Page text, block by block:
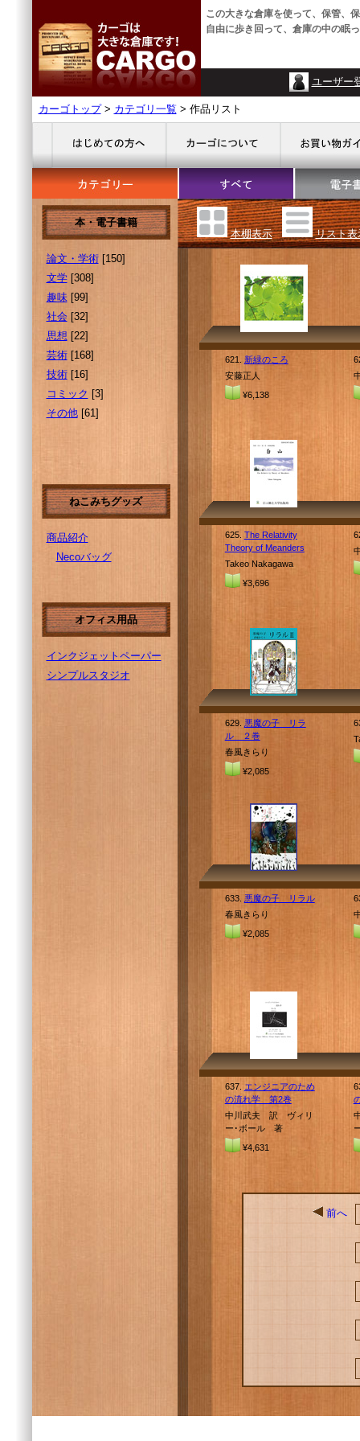
この大きな倉庫を使って、保管、
自由に歩き回って、倉庫の中の眠
ユーザー
カーゴトップ> カテゴリ一覧 > 作品リスト
本・電子書籍
論文・学術[150]
文学[308]
趣味[99]
社会[32]
思想 [22]
芸術[168]
技術[16]
コミック [3]
その他[61]
ねこみちグッズ
商品紹介
Necoバッグ
オフィス用品
インクジェットペーパー
シンプルスタジオ
本棚表示 リスト表
621.
新緑のころ
安藤正人
¥6,138
625. The Relativity
Theory of Meanders
Takeo Nakagawa
¥3,696
629. 悪魔の子 リラ
ル ２巻
春風きらり
¥2,085
633. 悪魔の子 リラル
春風きらり
¥2,085
637. エンジニアのため
の流れ学 第2巻
中川武夫 訳 ヴィリ
ー･ボール 著
¥4,631
前へ